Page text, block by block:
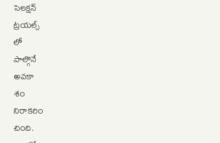
సెలక్షన్
ట్రయల్స్‌
లో
పాల్గొనే
అవకా
శం
నిరాకరిం
చింది.